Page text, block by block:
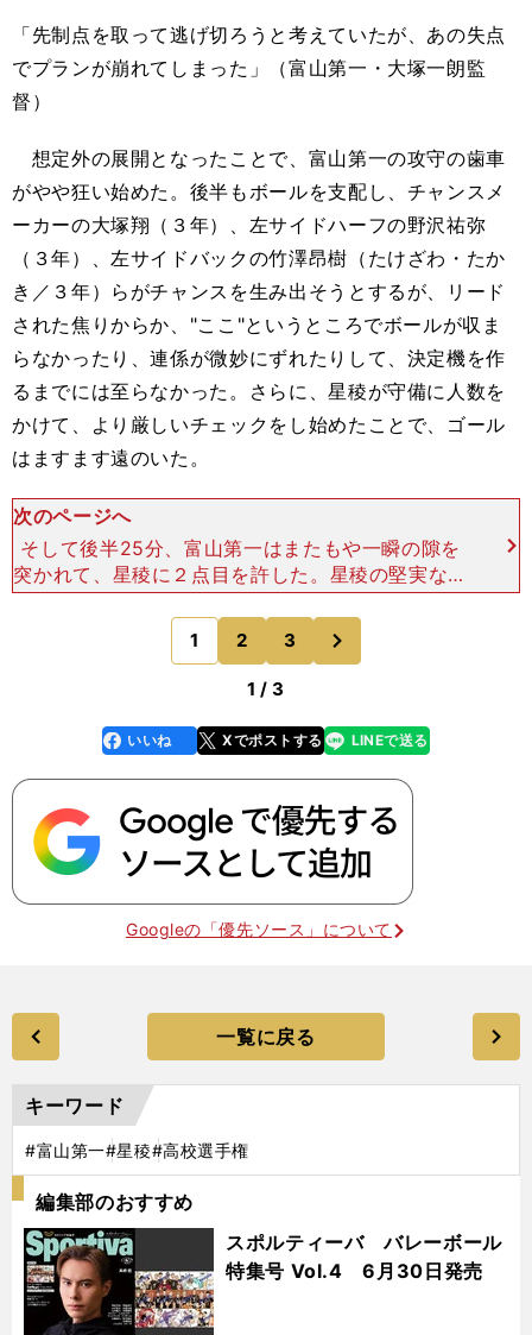
「先制点を取って逃げ切ろうと考えていたが、あの失点
でプランが崩れてしまった」（富山第一・大塚一朗監
督）
想定外の展開となったことで、富山第一の攻守の歯車
がやや狂い始めた。後半もボールを支配し、チャンスメ
ーカーの大塚翔（３年）、左サイドハーフの野沢祐弥
（３年）、左サイドバックの竹澤昂樹（たけざわ・たか
き／３年）らがチャンスを生み出そうとするが、リード
された焦りからか、"ここ"というところでボールが収ま
らなかったり、連係が微妙にずれたりして、決定機を作
るまでには至らなかった。さらに、星稜が守備に人数を
かけて、より厳しいチェックをし始めたことで、ゴール
はますます遠のいた。
次のページへ
そして後半25分、富山第一はまたもや一瞬の隙を
突かれて、星稜に２点目を許した。星稜の堅実な守
備が崩れる気配はなく、これで勝負は決まったと思
われた。が、絶体絶命の中、富山第一の選手、監督
はまだ諦めていな
1 2 3
1 / 3
faceboo
k
いいね Xでポストする
line LINEで送る
Googleの「優先ソース」について
一覧に戻る
キーワード
#富山第一#星稜#高校選手権
編集部のおすすめ
スポルティーバ バレーボール
特集号 Vol.4 6月30日発売